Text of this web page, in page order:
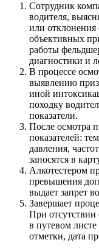
Сотрудник
водителя,
или
объективных
работы
диагностики и
В процессе
выявлению
иной
походку
показатели.
После осмотра
показателей:
давления,
заносятся в
Алкотестером
превышения
выдает запрет
Завершает
При отсутствии
в путевом
отметки, дата